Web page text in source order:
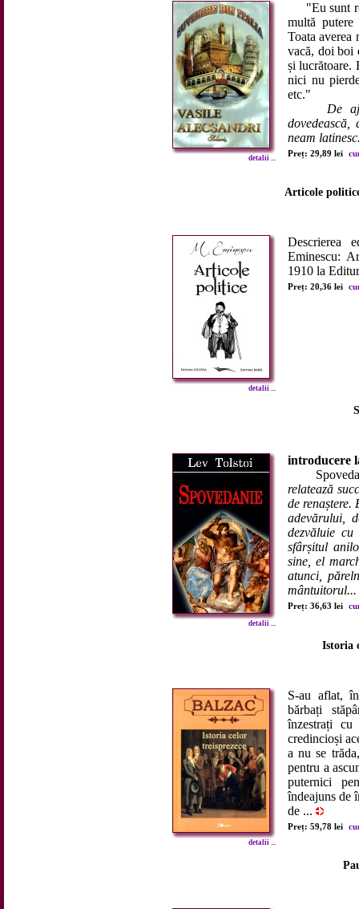
detalii ...
"Eu sunt
multă
Toata averea
vacă, doi boi
și lucrătoare.
nici nu
etc."
De
neam
Preț: 29,89 lei
Articole
detalii ...
Descrierea
Eminescu:
1910 la
Preț: 20,36 lei
detalii ...
introducere
relatează
de renaștere.
adevărului,
dezvăluie
sfârșitul
sine, el
atunci,
mântuitorul...
Preț: 36,63 lei
Istoria
detalii ...
S-au aflat,
bărbați
înzestrați
credincioși
a nu se
pentru a
puternici
îndeajuns de
de ...
Preț: 59,78 lei